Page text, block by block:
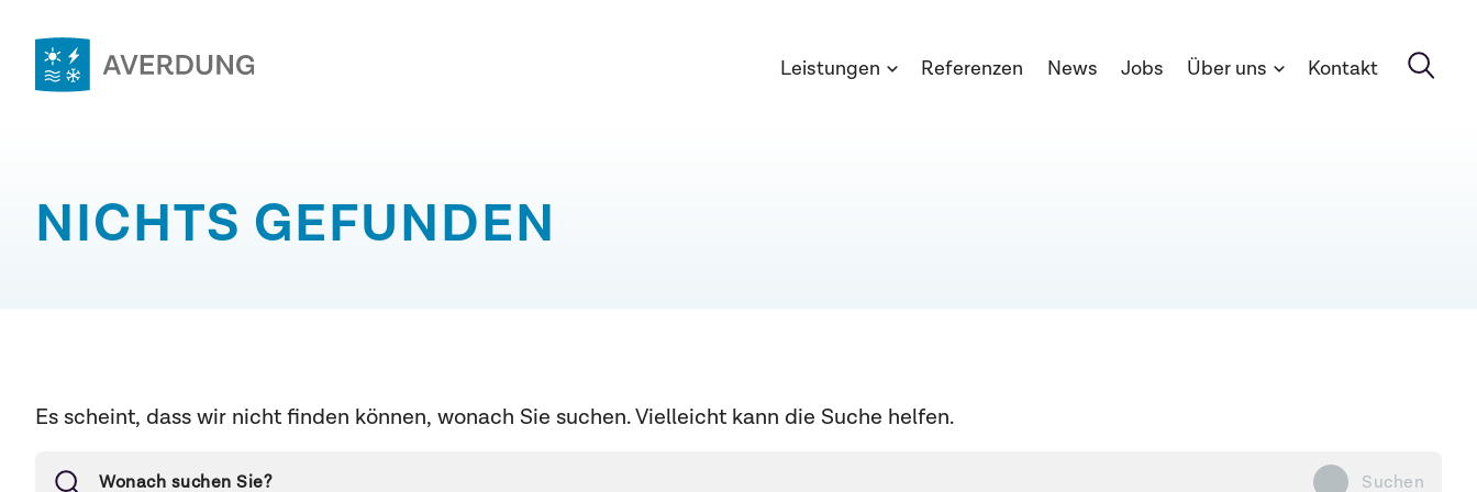
Inhalt
springen
Berater
GmbH
Leistungen Referenzen News Jobs Über uns Kontakt
NICHTS GEFUNDEN
Es scheint, dass wir nicht finden können, wonach Sie suchen. Vielleicht kann die Suche helfen.
Suchen